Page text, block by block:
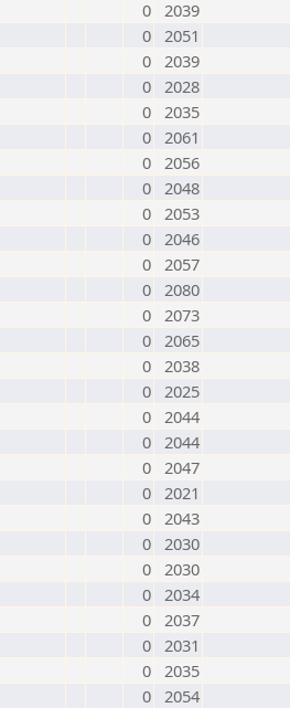
0 2039
0 2051
0 2039
0 2028
0 2035
0 2061
0 2056
0 2048
0 2053
0 2046
0 2057
0 2080
0 2073
0 2065
0 2038
0 2025
0 2044
0 2044
0 2047
0 2021
0 2043
0 2030
0 2030
0 2034
0 2037
0 2031
0 2035
0 2054